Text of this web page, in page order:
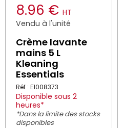
8.96 € HT
Vendu à l'unité
Crème lavante
mains 5 L
Kleaning
Essentials
Réf : E1008373
Disponible sous 2
heures*
*Dans la limite des stocks
disponibles